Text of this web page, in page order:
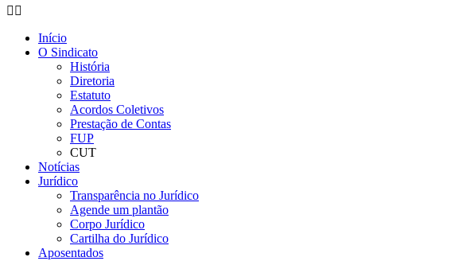
Início
O Sindicato
História
Diretoria
Estatuto
Acordos Coletivos
Prestação de Contas
FUP
CUT
Notícias
Jurídico
Transparência no Jurídico
Agende um plantão
Corpo Jurídico
Cartilha do Jurídico
Aposentados